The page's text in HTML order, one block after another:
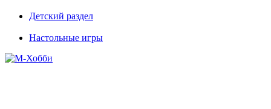
Детский раздел
Настольные игры